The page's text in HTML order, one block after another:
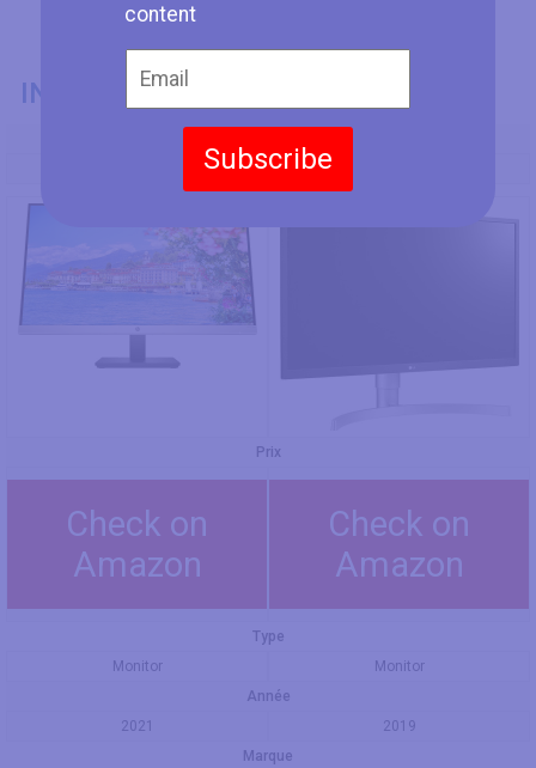
content
Subscribe
INFORMATIONS GÉNÉRALES
Prix
Check on
Amazon
Check on
Amazon
Type
Monitor
Monitor
Année
2021
2019
Marque